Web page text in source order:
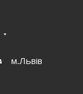
м.Львів